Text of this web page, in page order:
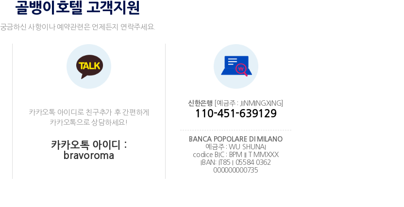
골뱅이호텔 고객지원
궁금하신 사항이나 예약관련은 언제든지 연락주세요.
카카오톡 아이디로 친구추가 후 간편하게
카카오톡으로 상담하세요!
카카오톡 아이디 :
bravoroma
신한은행 [예금주 : JINMINGXING]
110-451-639129
BANCA POPOLARE DI MILANO
예금주 : WU SHUNAI
codice BIC : BPM II T MMXXX
IBAN: IT85 I 05584 0362
000000000735